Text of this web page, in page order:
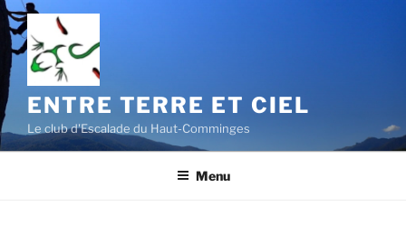
Aller
au
contenu
principal
ENTRE TERRE ET CIEL
Le club d'Escalade du Haut-Comminges
Menu